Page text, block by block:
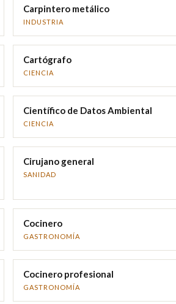
Carpintero metálico
INDUSTRIA
Cartógrafo
CIENCIA
Científico de Datos Ambiental
CIENCIA
Cirujano general
SANIDAD
Cocinero
GASTRONOMÍA
Cocinero profesional
GASTRONOMÍA